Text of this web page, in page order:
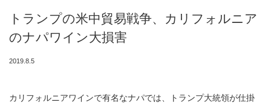
トランプの米中貿易戦争、カリフォルニア
のナパワイン大損害
2019.8.5
カリフォルニアワインで有名なナパでは、トランプ大統領が仕掛